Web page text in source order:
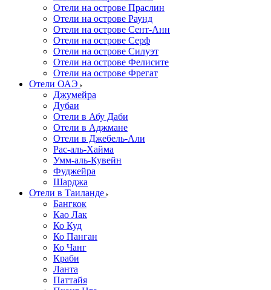
Отели на острове Праслин
Отели на острове Раунд
Отели на острове Сент-Анн
Отели на острове Серф
Отели на острове Силуэт
Отели на острове Фелисите
Отели на острове Фрегат
Отели ОАЭ
Джумейра
Дубаи
Отели в Абу Даби
Отели в Аджмане
Отели в Джебель-Али
Рас-аль-Хайма
Умм-аль-Кувейн
Фуджейра
Шарджа
Отели в Таиланде
Бангкок
Као Лак
Ко Куд
Ко Панган
Ко Чанг
Краби
Ланта
Паттайя